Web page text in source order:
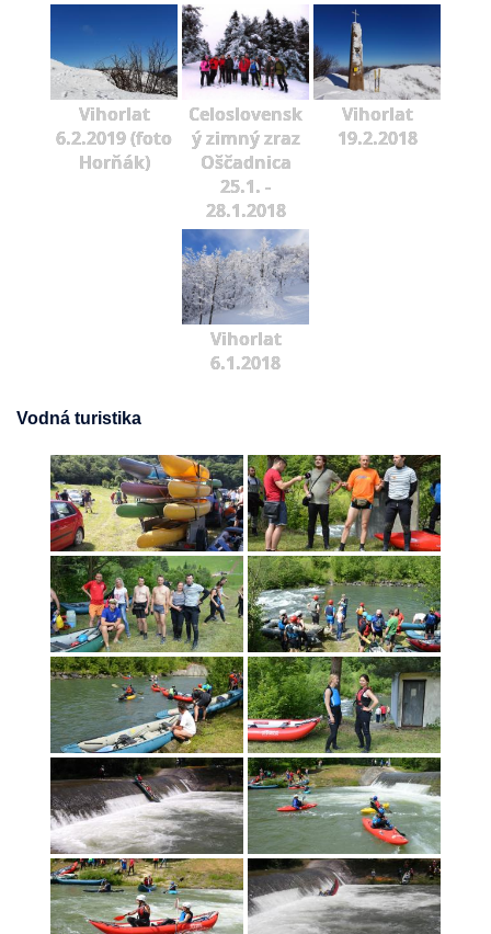
Vihorlat
6.2.2019 (foto
Horňák)
Celoslovensk
ý zimný zraz
Oščadnica
25.1. -
28.1.2018
Vihorlat
19.2.2018
Vihorlat
6.1.2018
Vodná turistika